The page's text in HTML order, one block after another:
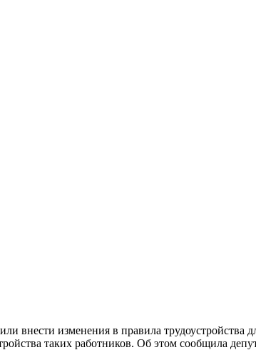
внести изменения в правила
таких работников. Об этом сообщила